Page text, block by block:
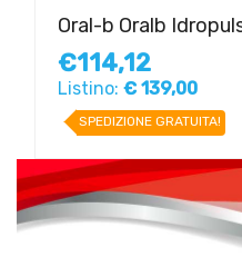
Oral-b Oralb
€114,12
Listino: € 139,00
SPEDIZIONE GRATUITA!